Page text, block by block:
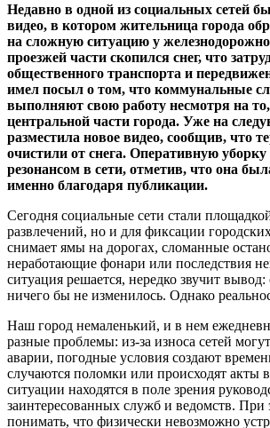
Недавно в одной из социальных сетей
видео, в котором жительница города
на сложную ситуацию у
проезжей части скопился снег, что
общественного транспорта и
имел посыл о том, что коммунальные
выполняют свою работу несмотря на то,
центральной части города. Уже на
разместила новое видео, сообщив, что
очистили от снега. Оперативную уборку
резонансом в сети, отметив, что она
именно благодаря публикации.
Сегодня социальные сети стали
развлечений, но и для фиксации
снимает ямы на дорогах, сломанные
неработающие фонари или последствия
ситуация решается, нередко звучит
ничего бы не изменилось. Однако
Наш город немаленький, и в нем
разные проблемы: из-за износа сетей
аварии, погодные условия создают
случаются поломки или происходят акты
ситуации находятся в поле зрения
заинтересованных служб и ведомств. При
понимать, что физически невозможно